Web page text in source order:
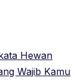
Hewan
Wajib Kamu